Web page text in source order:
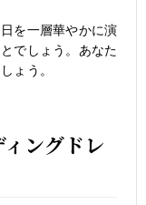
を一層華やかに演
でしょう。あなた
ょう。
ングドレ